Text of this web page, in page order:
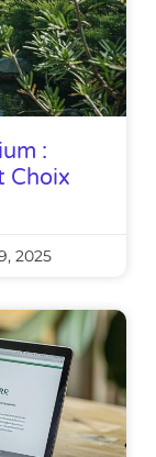
:
Choix
2025